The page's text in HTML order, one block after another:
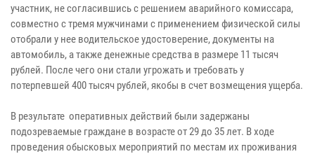
участник, не согласившись с решением аварийного комиссара,
совместно с тремя мужчинами с применением физической силы
отобрали у нее водительское удостоверение, документы на
автомобиль, а также денежные средства в размере 11 тысяч
рублей. После чего они стали угрожать и требовать у
потерпевшей 400 тысяч рублей, якобы в счет возмещения ущерба.
В результате оперативных действий были задержаны
подозреваемые граждане в возрасте от 29 до 35 лет. В ходе
проведения обысковых мероприятий по местам их проживания